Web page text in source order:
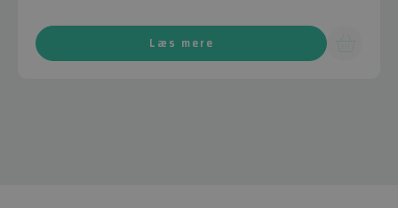
Læs mere